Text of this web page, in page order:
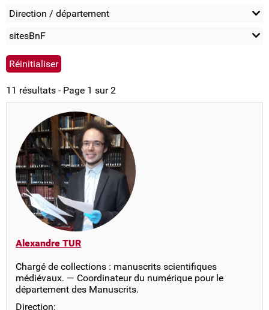
Direction / département
sitesBnF
11 résultats - Page 1 sur 2
Alexandre TUR
Chargé de collections : manuscrits scientifiques
médiévaux. — Coordinateur du numérique pour le
département des Manuscrits.
Direction: